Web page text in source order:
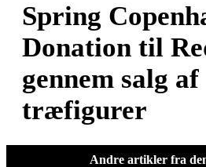
Spring
Donation til
gennem salg af
træfigurer
Andre artikler fra